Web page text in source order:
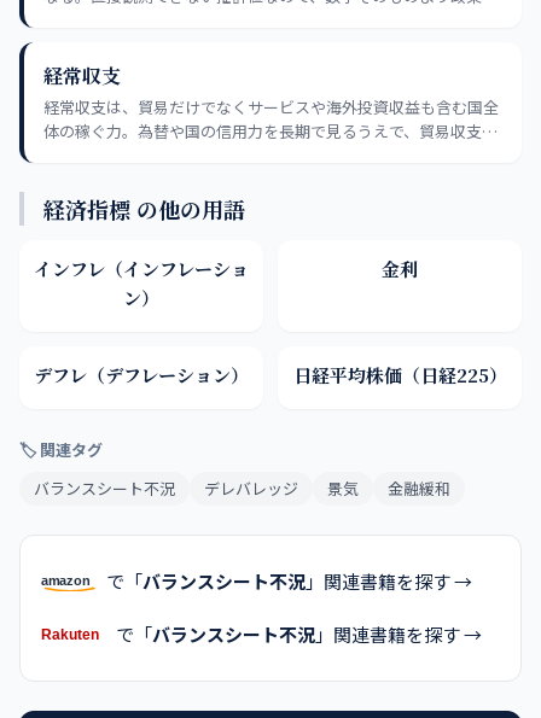
経常収支
経常収支は、貿易だけでなくサービスや海外投資収益も含む国全
体の稼ぐ力。為替や国の信用力を長期で見るうえで、貿易収支と
経済指標 の他の用語
インフレ（インフレーショ
ン）
金利
デフレ（デフレーション） 日経平均株価（日経225）
🏷 関連タグ
バランスシート不況
デレバレッジ 景気 金融緩和
で「バランスシート不況」関連書籍を探す →
で「バランスシート不況」関連書籍を探す →